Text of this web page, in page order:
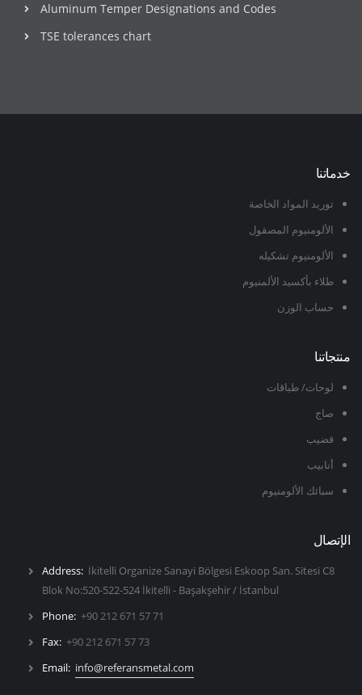
Aluminum Temper Designations and Codes
TSE tolerances chart
خدماتنا
توريد المواد الخاصة
الألومنيوم المصقول
الألومنيوم تشكيله
طلاء بأكسيد الألمنيوم
حساب الوزن
منتجاتنا
لوحات/ طباقات
صاج
قضيب
أنابيب
سبائك الألومنيوم
الإتصال
Address: İkitelli Organize Sanayi Bölgesi Eskoop San. Sitesi C8
Blok No:520-522-524 İkitelli - Başakşehir / İstanbul
Phone: +90 212 671 57 71
Fax: +90 212 671 57 73
Email: info@referansmetal.com